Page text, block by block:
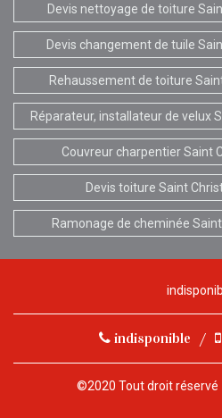
Devis nettoyage de toiture
Devis changement de tuile
Rehaussement de toiture
Réparateur, installateur de velux
Couvreur charpentier Saint
Devis toiture Saint
Ramonage de cheminée
indisponible /
©2020 Tout droit réservé